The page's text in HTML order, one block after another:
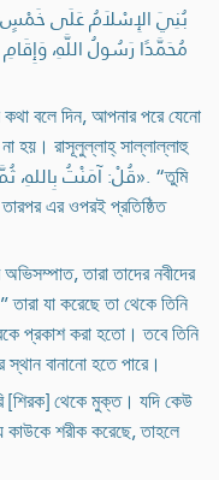
مُحَمَّدًا رَسُولُ اللَّهِ، وَإِقَامِ
বলে দিন, আপনার পরে যেনো
হয়। রাসূলুল্লাহ্ সাল্লাল্লাহু
এর ওপরই প্রতিষ্ঠিত
তারা তাদের নবীদের
যা করেছে তা থেকে তিনি
প্রকাশ করা হতো। তবে তিনি
বানানো হতে পারে।
[শিরক] থেকে মুক্ত। যদি কেউ
শরীক করেছে, তাহলে